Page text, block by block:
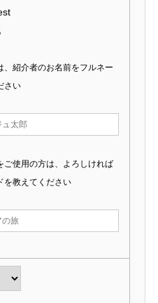
、紹介者のお名前をフルネー
さい
ご使用の方は、よろしければ
を教えてください